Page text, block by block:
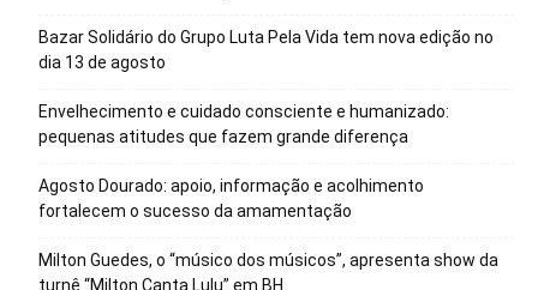
Bazar Solidário do Grupo Luta Pela Vida tem nova edição no
dia 13 de agosto
Envelhecimento e cuidado consciente e humanizado:
pequenas atitudes que fazem grande diferença
Agosto Dourado: apoio, informação e acolhimento
fortalecem o sucesso da amamentação
Milton Guedes, o “músico dos músicos”, apresenta show da
turnê “Milton Canta Lulu” em BH